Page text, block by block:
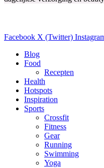
Facebook X (Twitter)
Blog
Food
Recepten
Health
Hotspots
Inspiration
Sports
Crossfit
Fitness
Gear
Running
Swimming
Yoga